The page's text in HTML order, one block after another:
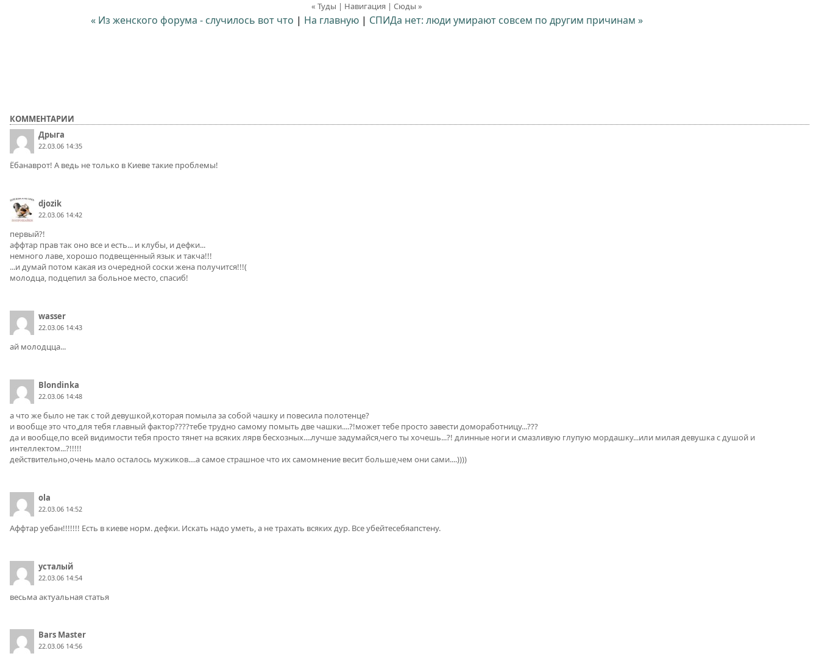
« Туды | Навигация | Сюды »
« Из женского форума - случилось вот что | На главную | СПИДа нет: люди умирают совсем по другим причинам »
КОММЕНТАРИИ
Дрыга
22.03.06 14:35
Ёбанаврот! А ведь не только в Киеве такие проблемы!
djozik
22.03.06 14:42
первый?!
аффтар прав так оно все и есть... и клубы, и дефки...
немного лаве, хорошо подвещенный язык и такча!!!
...и думай потом какая из очередной соски жена получится!!!(
молодца, подцепил за больное место, спасиб!
wasser
22.03.06 14:43
ай молодцца...
Blondinka
22.03.06 14:48
а что же было не так с той девушкой,которая помыла за собой чашку и повесила полотенце?
и вообще это что,для тебя главный фактор????тебе трудно самому помыть две чашки....?!может тебе просто завести домоработницу...???
да и вообще,по всей видимости тебя просто тянет на всяких лярв бесхозных....лучше задумайся,чего ты хочешь...?! длинные ноги и смазливую глупую мордашку...или милая девушка с душой и
интеллектом...?!!!!!
действительно,очень мало осталось мужиков....а самое страшное что их самомнение весит больше,чем они сами....))))
ola
22.03.06 14:52
Аффтар уебан!!!!!!! Есть в киеве норм. дефки. Искать надо уметь, а не трахать всяких дур. Все убейтесебяапстену.
усталый
22.03.06 14:54
весьма актуальная статья
Bars Master
22.03.06 14:56